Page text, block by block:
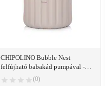
CHIPOLINO Bubble Nest
felfújható babakád pumpával -
(0)